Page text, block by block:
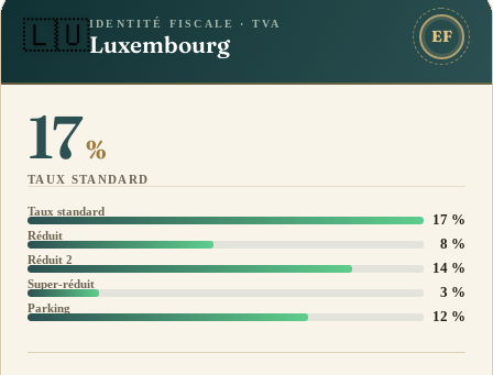
🇱🇺IDENTITÉ FISCALE · TVA
Luxembourg EF
17%
TAUX STANDARD
Taux standard 17 %
Réduit 8 %
Réduit 2 14 %
Super-réduit 3 %
Parking 12 %